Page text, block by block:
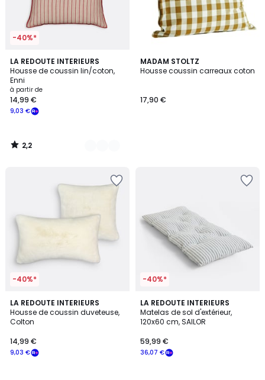
-40%*
LA REDOUTE INTERIEURS
Housse de coussin lin/coton,
Enni
à partir de
9,03 €
14,99 €
2,2
/ 5
4
Couleurs
2,2
/
MADAM STOLTZ
Housse coussin carreaux coton
17,90 €
-40%*
LA REDOUTE INTERIEURS
Housse de coussin duveteuse,
Colton
9,03 €
14,99 €
4,8
/ 5
4
Couleurs
-40%*
LA REDOUTE INTERIEURS
Matelas de sol d'extérieur,
120x60 cm, SAILOR
36,07 €
59,99 €
3
/
5